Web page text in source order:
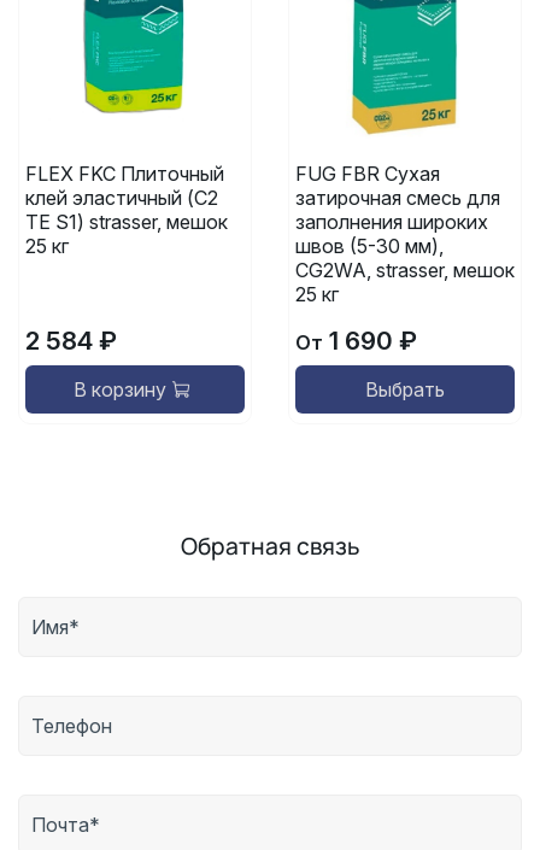
FLEX FKC Плиточный
клей эластичный (C2
TE S1) strasser, мешок
25 кг
2 584 ₽
В корзину
FUG FBR Сухая
затирочная смесь для
заполнения широких
швов (5-30 мм),
CG2WA, strasser, мешок
25 кг
От 1 690 ₽
Выбрать
Обратная связь